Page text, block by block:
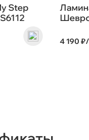
Step
4 190